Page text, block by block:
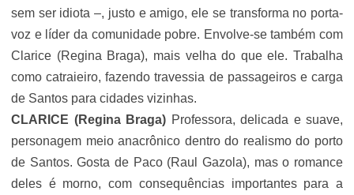
sem ser idiota –, justo e amigo, ele se transforma no porta-
voz e líder da comunidade pobre. Envolve-se também com
Clarice (Regina Braga), mais velha do que ele. Trabalha
como catraieiro, fazendo travessia de passageiros e carga
de Santos para cidades vizinhas.
CLARICE (Regina Braga) Professora, delicada e suave,
personagem meio anacrônico dentro do realismo do porto
de Santos. Gosta de Paco (Raul Gazola), mas o romance
deles é morno, com consequências importantes para a